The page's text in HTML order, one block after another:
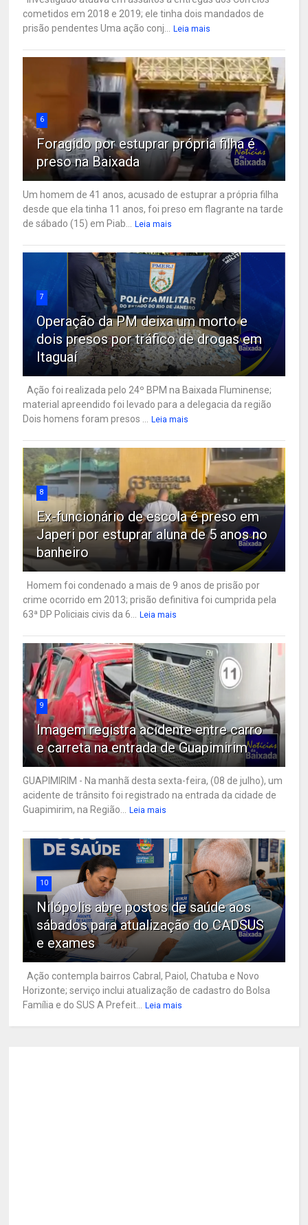
cometidos em 2018 e 2019; ele tinha dois mandados de
prisão pendentes Uma ação conj...
Leia mais
6
Foragido por estuprar própria filha é
preso na Baixada
Um homem de 41 anos, acusado de estuprar a própria filha
desde que ela tinha 11 anos, foi preso em flagrante na tarde
de sábado (15) em Piab...
Leia mais
7
Operação da PM deixa um morto e
dois presos por tráfico de drogas em
Itaguaí
Ação foi realizada pelo 24º BPM na Baixada Fluminense;
material apreendido foi levado para a delegacia da região
Dois homens foram presos ...
Leia mais
8
Ex-funcionário de escola é preso em
Japeri por estuprar aluna de 5 anos no
banheiro
Homem foi condenado a mais de 9 anos de prisão por
crime ocorrido em 2013; prisão definitiva foi cumprida pela
63ª DP Policiais civis da 6...
Leia mais
9
Imagem registra acidente entre carro
e carreta na entrada de Guapimirim
GUAPIMIRIM - Na manhã desta sexta-feira, (08 de julho), um
acidente de trânsito foi registrado na entrada da cidade de
Guapimirim, na Região...
Leia mais
10
Nilópolis abre postos de saúde aos
sábados para atualização do CADSUS
e exames
Ação contempla bairros Cabral, Paiol, Chatuba e Novo
Horizonte; serviço inclui atualização de cadastro do Bolsa
Família e do SUS A Prefeit...
Leia mais